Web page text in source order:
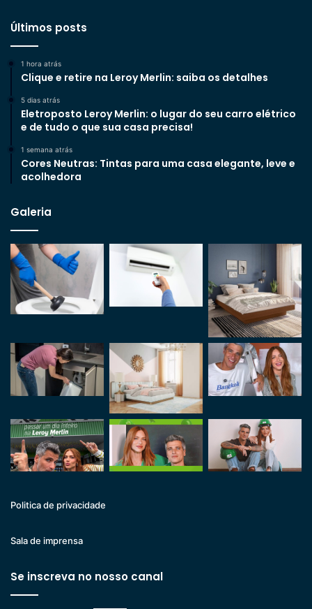
Últimos posts
1 hora atrás
Clique e retire na Leroy Merlin: saiba os detalhes
5 dias atrás
Eletroposto Leroy Merlin: o lugar do seu carro elétrico
e de tudo o que sua casa precisa!
1 semana atrás
Cores Neutras: Tintas para uma casa elegante, leve e
acolhedora
Galeria
Politica de privacidade
Sala de imprensa
Se inscreva no nosso canal